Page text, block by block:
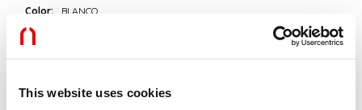
This website uses cookies
Color:
BLANCO
Atenuación:
Emergencia:
L:
244mm
Peso:
0.175kg